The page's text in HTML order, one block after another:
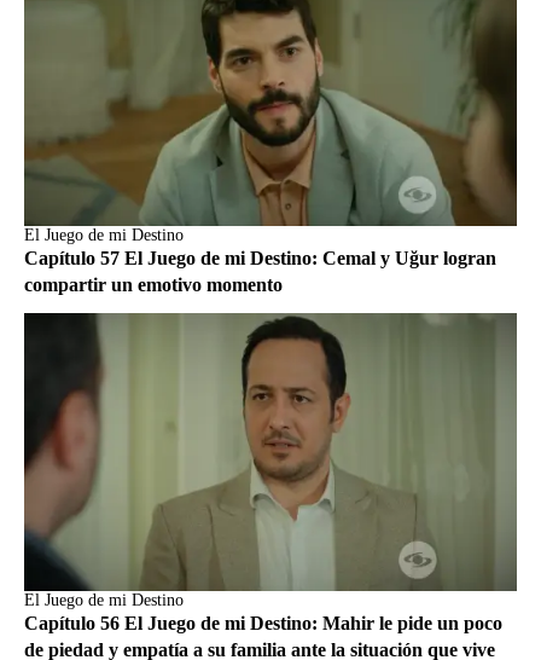
El Juego de mi Destino
Capítulo 57 El Juego de mi Destino: Cemal y Uğur logran
compartir un emotivo momento
El Juego de mi Destino
Capítulo 56 El Juego de mi Destino: Mahir le pide un poco
de piedad y empatía a su familia ante la situación que vive